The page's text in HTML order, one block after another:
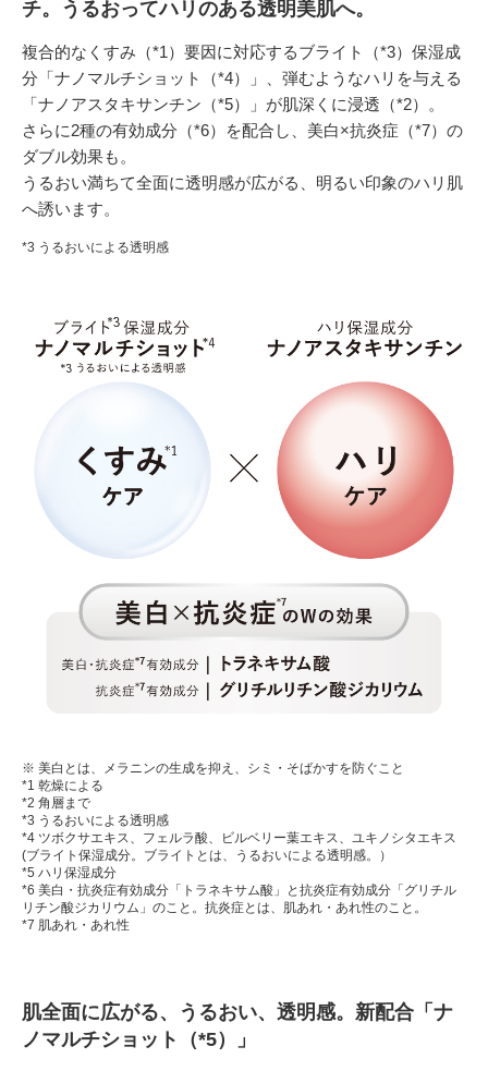
チ。うるおってハリのある透明美肌へ。
複合的なくすみ（*1）要因に対応するブライト（*3）保湿成
分「ナノマルチショット（*4）」、弾むようなハリを与える
「ナノアスタキサンチン（*5）」が肌深くに浸透（*2）。
さらに2種の有効成分（*6）を配合し、美白×抗炎症（*7）の
ダブル効果も。
うるおい満ちて全面に透明感が広がる、明るい印象のハリ肌
へ誘います。
*3 うるおいによる透明感
※ 美白とは、メラニンの生成を抑え、シミ・そばかすを防ぐこと
*1 乾燥による
*2 角層まで
*3 うるおいによる透明感
*4 ツボクサエキス、フェルラ酸、ビルベリー葉エキス、ユキノシタエキス
(ブライト保湿成分。ブライトとは、うるおいによる透明感。）
*5 ハリ保湿成分
*6 美白・抗炎症有効成分「トラネキサム酸」と抗炎症有効成分「グリチル
リチン酸ジカリウム」のこと。抗炎症とは、肌あれ・あれ性のこと。
*7 肌あれ・あれ性
肌全面に広がる、うるおい、透明感。新配合「ナ
ノマルチショット（*5）」